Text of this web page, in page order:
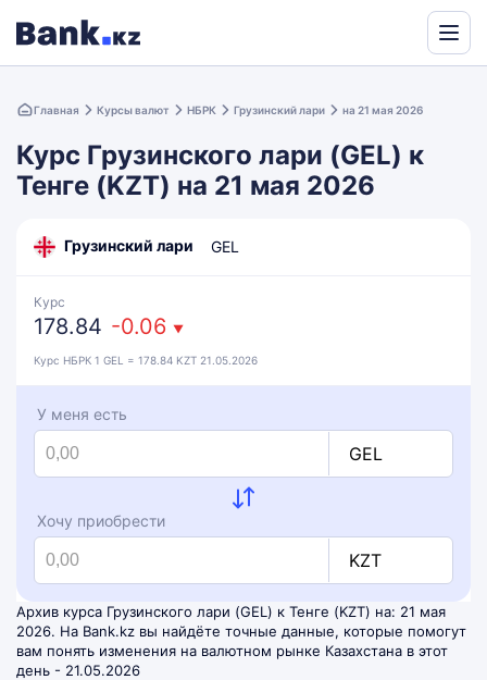
Translate
Главная Курсы валют НБРК Грузинский лари на 21 мая 2026
Курс Грузинского лари (GEL) к
Тенге (KZT) на 21 мая 2026
Грузинский лари GEL
Курс
178.84 -0.06 ▼
Курс НБРК 1 GEL = 178.84 KZT 21.05.2026
У меня есть
GEL
Хочу приобрести
KZT
Архив курса Грузинского лари (GEL) к Тенге (KZT) на: 21 мая
2026. На Bank.kz вы найдёте точные данные, которые помогут
вам понять изменения на валютном рынке Казахстана в этот
день - 21.05.2026